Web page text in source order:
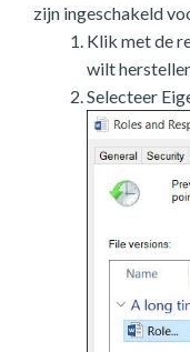
zijn ingeschakeld
Klik met de
wilt
Selecteer